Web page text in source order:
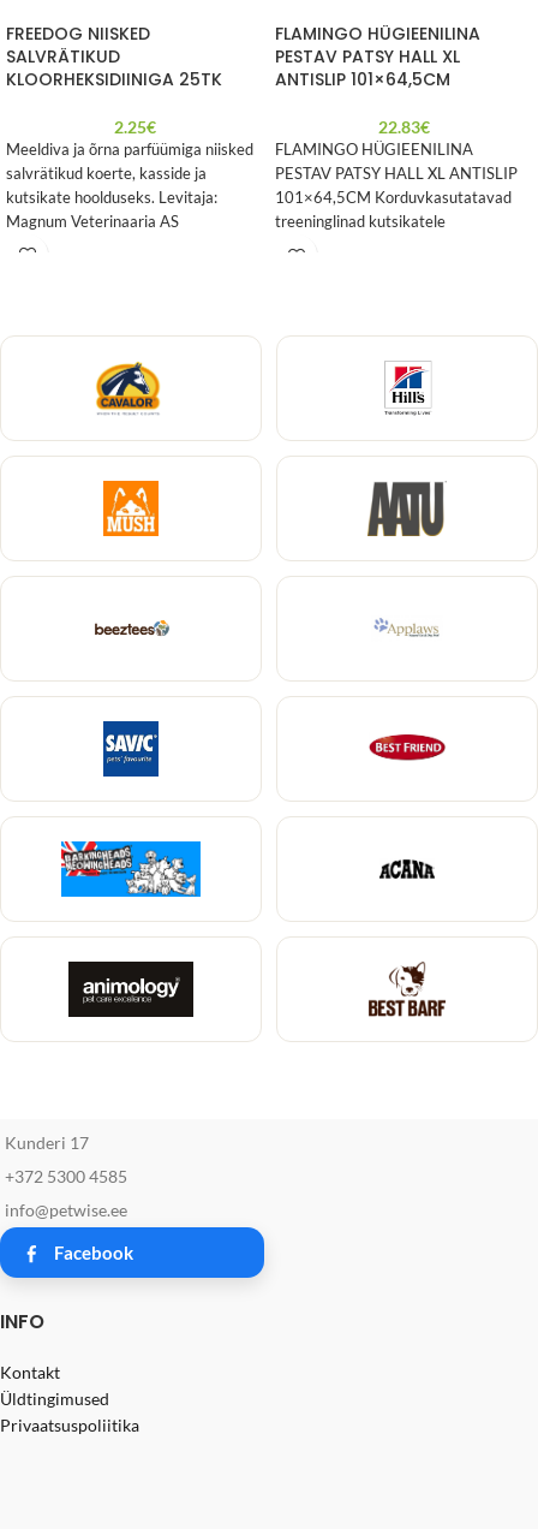
FREEDOG NIISKED
SALVRÄTIKUD
KLOORHEKSIDIINIGA 25TK
2.25€
Meeldiva ja õrna parfüümiga niisked
salvrätikud koerte, kasside ja
kutsikate hoolduseks. Levitaja:
Magnum Veterinaaria AS
FLAMINGO HÜGIEENILINA
PESTAV PATSY HALL XL
ANTISLIP 101×64,5CM
22.83€
FLAMINGO HÜGIEENILINA
PESTAV PATSY HALL XL ANTISLIP
101×64,5CM Korduvkasutatavad
treeninglinad kutsikatele
potitreeninguks või koertele kellel on
Kunderi 17
+372 5300 4585
info@petwise.ee
Facebook
INFO
Kontakt
Üldtingimused
Privaatsuspoliitika